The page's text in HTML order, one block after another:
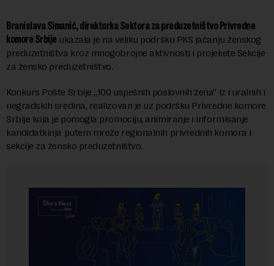
Branislava Simanić, direktorka Sektora za preduzetništvo Privredne
komore Srbije ukazala je na veliku podršku PKS jačanju ženskog
preduzetništva kroz mnogobrojne aktivnosti i projekete Sekcije
za žensko preduzetništvo.
Konkurs Pošte Srbije „100 uspešnih poslovnih žena“ iz ruralnih i
negradskih sredina, realizovan je uz podršku Privredne komore
Srbije koja je pomogla promociju, animiranje i informisanje
kandidatkinja putem mreže regionalnih privrednih komora i
sekcije za žensko preduzetništvo.